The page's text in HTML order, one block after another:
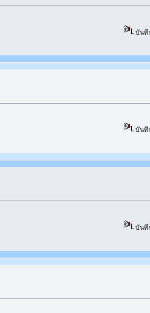
บันทึ
บันทึ
บันทึ